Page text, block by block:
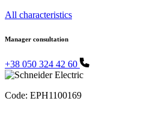
All characteristics
Manager consultation
+38 050 324 42 60
Code: EPH1100169